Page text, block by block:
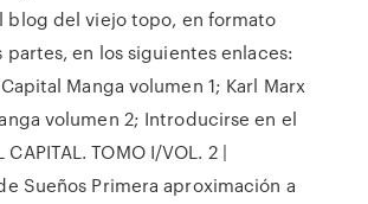
blog del viejo topo, en formato
partes, en los siguientes enlaces:
Manga volumen 1; Karl Marx
volumen 2; Introducirse en el
CAPITAL. TOMO I/VOL. 2 |
Sueños Primera aproximación a